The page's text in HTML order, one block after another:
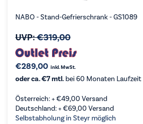
NABO - Stand-Gefrierschrank - GS1089
UVP:€319,00
€289,00 inkl. MwSt.
oder ca. €7 mtl. bei 60 Monaten Laufzeit
Österreich: +€49,00 Versand
Deutschland: +€69,00 Versand
Selbstabholung in Steyr möglich